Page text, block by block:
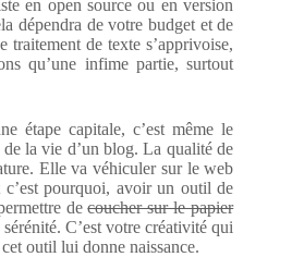
en open source ou en version
dépendra de votre budget et de
de texte s’apprivoise,
qu’une infime partie, surtout
étape capitale, c’est même le
la vie d’un blog. La qualité de
Elle va véhiculer sur le web
pourquoi, avoir un outil de
decoucher sur le papier
C’est votre créativité qui
outil lui donne naissance.